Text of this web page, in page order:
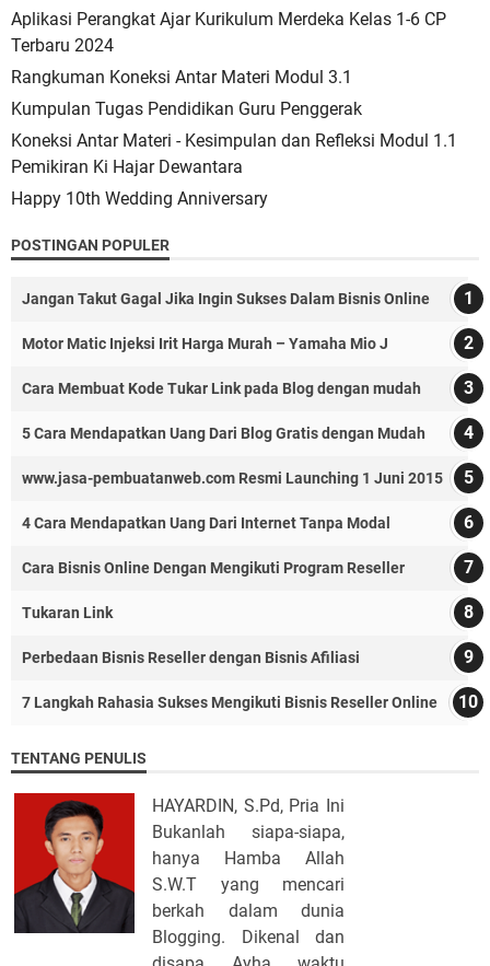
Aplikasi Perangkat Ajar Kurikulum Merdeka Kelas 1-6 CP
Terbaru 2024
Rangkuman Koneksi Antar Materi Modul 3.1
Kumpulan Tugas Pendidikan Guru Penggerak
Koneksi Antar Materi - Kesimpulan dan Refleksi Modul 1.1
Pemikiran Ki Hajar Dewantara
Happy 10th Wedding Anniversary
POSTINGAN POPULER
Jangan Takut Gagal Jika Ingin Sukses Dalam Bisnis Online
Motor Matic Injeksi Irit Harga Murah – Yamaha Mio J
Cara Membuat Kode Tukar Link pada Blog dengan mudah
5 Cara Mendapatkan Uang Dari Blog Gratis dengan Mudah
www.jasa-pembuatanweb.com Resmi Launching 1 Juni 2015
4 Cara Mendapatkan Uang Dari Internet Tanpa Modal
Cara Bisnis Online Dengan Mengikuti Program Reseller
Tukaran Link
Perbedaan Bisnis Reseller dengan Bisnis Afiliasi
7 Langkah Rahasia Sukses Mengikuti Bisnis Reseller Online
TENTANG PENULIS
HAYARDIN, S.Pd, Pria Ini
Bukanlah siapa-siapa,
hanya Hamba Allah
S.W.T yang mencari
berkah dalam dunia
Blogging. Dikenal dan